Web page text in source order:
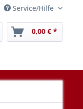
Service/Hilfe
0,00 € *